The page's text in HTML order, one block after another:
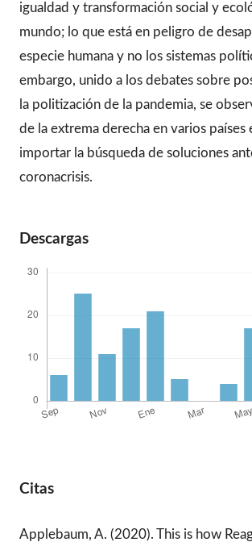
igualdad y transformación social y
mundo; lo que está en peligro de
especie humana y no los sistemas
embargo, unido a los debates sobre
la politización de la pandemia, se
de la extrema derecha en varios países
importar la búsqueda de soluciones
coronacrisis.
Descargas
Citas
Applebaum, A. (2020). This is how